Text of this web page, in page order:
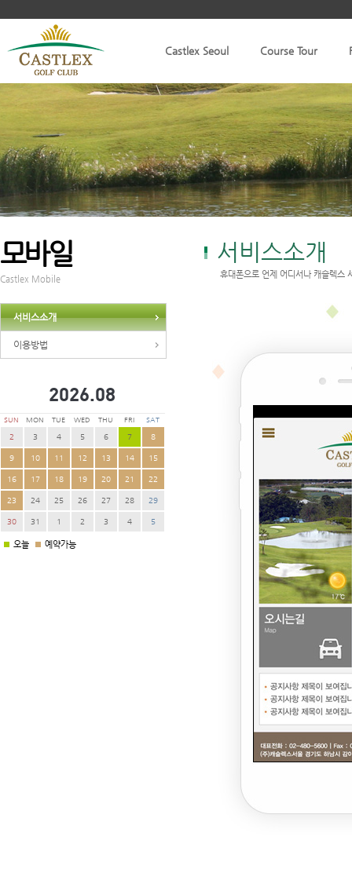
Castlex Seoul Course Tour
모바일
Castlex Mobile
서비스소개
이용방법
2026.08
SUN MON TUE WED THU FRI SAT
2 3 4 5 6 7 8
9 10 11 12 13 14 15
16 17 18 19 20 21 22
23 24 25 26 27 28 29
30 31 1 2 3 4 5
오늘 예약가능
서비스소개
휴대폰으로 언제 어디서나 캐슬렉스